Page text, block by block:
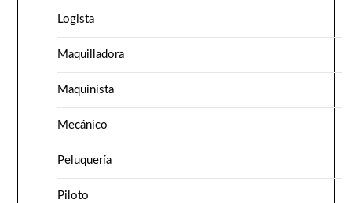
Logista
Maquilladora
Maquinista
Mecánico
Peluquería
Piloto